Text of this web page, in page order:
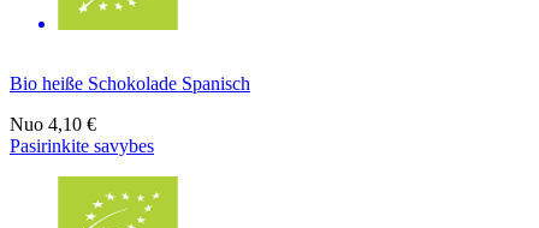
Bio heiße Schokolade Spanisch
Nuo 4,10 €
Pasirinkite savybes